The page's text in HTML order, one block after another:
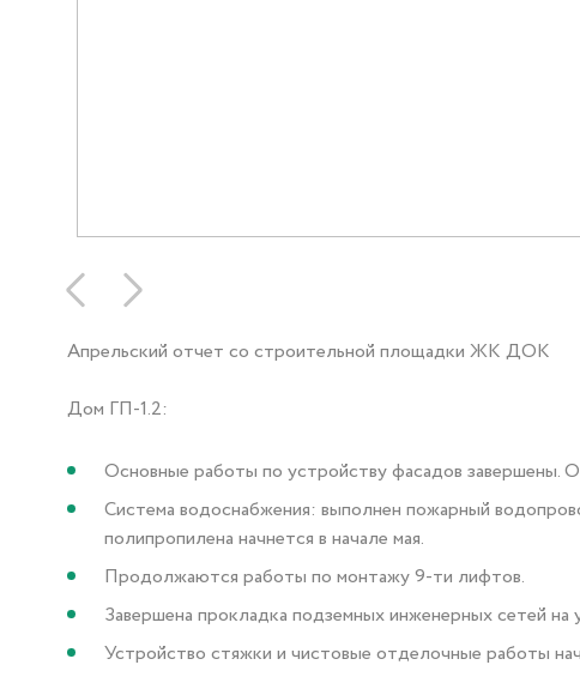
Апрельский отчет со строительной площадки ЖК ДОК
Дом ГП-1.2:
Основные работы по устройству фасадов завершены.
Система водоснабжения: выполнен пожарный
полипропилена начнется в начале мая.
Продолжаются работы по монтажу 9-ти лифтов.
Завершена прокладка подземных инженерных сетей
Устройство стяжки и чистовые отделочные работы